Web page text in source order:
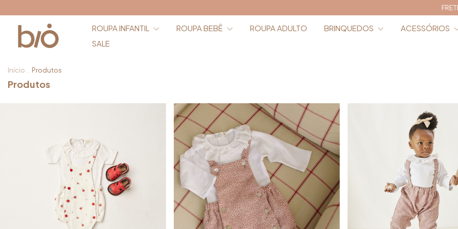
FRETE GRÁTIS | Compras acima de R$
ROUPA INFANTIL ROUPA BEBÊ ROUPA ADULTO BRINQUEDOS
ACESSÓRIOS
SALE
Início Produtos
Produtos